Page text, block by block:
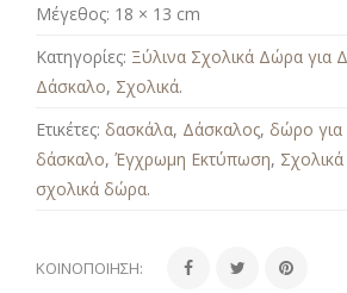
Μέγεθος: 18 × 13 cm
Κατηγορίες: Ξύλινα Σχολικά Δώρα για
Δάσκαλο, Σχολικά.
Ετικέτες: δασκάλα, Δάσκαλος, δώρο
δάσκαλο, Έγχρωμη Εκτύπωση,
σχολικά δώρα.
ΚΟΙΝΟΠΟΊΗΣΗ: